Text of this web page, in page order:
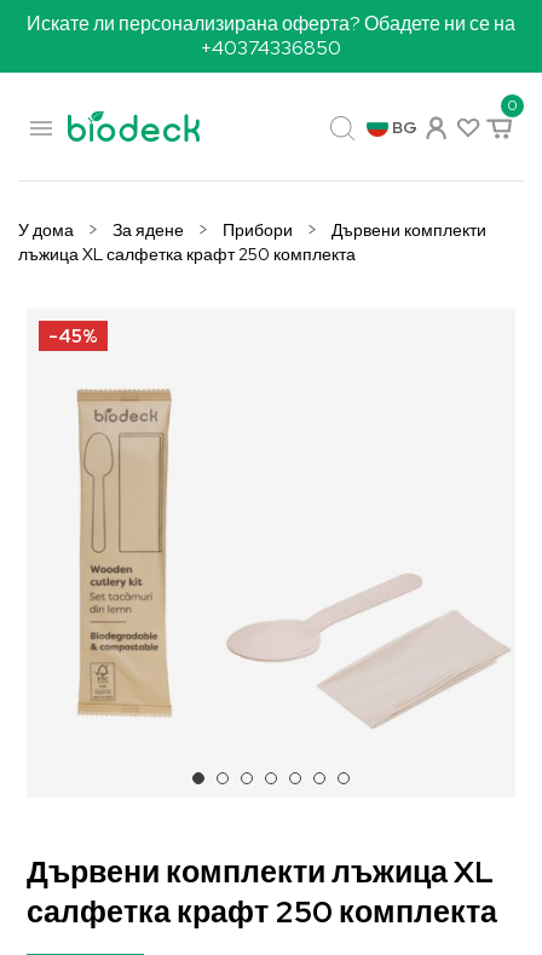
Искате ли персонализирана оферта? Обадете ни се на
+40374336850

0
BG
У дома За ядене Прибори
Дървени комплекти
лъжица XL салфетка крафт 250 комплекта
-45%
Дървени комплекти лъжица XL
салфетка крафт 250 комплекта